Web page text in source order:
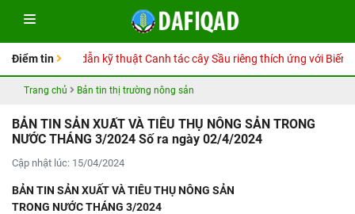
Điểm tin
Sổ tay Hướng dẫn kỹ thuật Canh tác cây Sầu riêng thích ứng với Biến
Trang chủ Bản tin thị trường nông sản
BẢN TIN SẢN XUẤT VÀ TIÊU THỤ NÔNG SẢN TRONG
NƯỚC THÁNG 3/2024 Số ra ngày 02/4/2024
Cập nhật lúc: 15/04/2024
BẢN TIN SẢN XUẤT VÀ TIÊU THỤ NÔNG SẢN
TRONG NƯỚC THÁNG 3/2024